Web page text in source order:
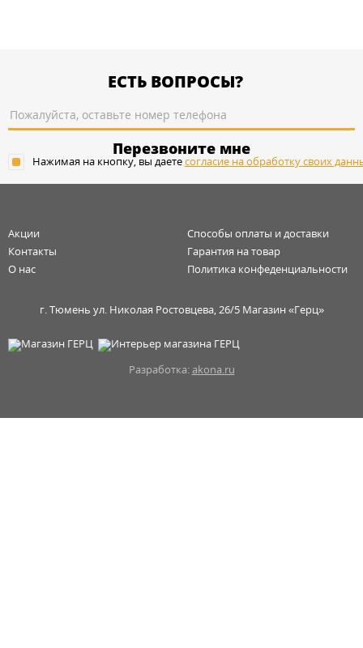
ЕСТЬ ВОПРОСЫ?
Перезвоните мне
Нажимая на кнопку, вы даетесогласие на обработку своих
Акции
Контакты
О нас
Способы оплаты и доставки
Гарантия на товар
Политика конфеденциальности
г. Тюмень ул. Николая Ростовцева, 26/5 Магазин «Герц»
Разработка:akona.ru